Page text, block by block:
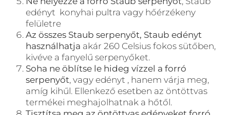
edényt konyhai pultra vagy hőérzékeny
felületre
Az összes Staub serpenyőt, Staub edényt
használhatja akár 260 Celsius fokos sütőben,
kivéve a fanyelű serpenyőket.
Soha ne öblítse le hideg vízzel a forró
serpenyőt, vagy edényt , hanem várja meg,
amíg kihűl. Ellenkező esetben az öntöttvas
termékei meghajolhatnak a hőtől.